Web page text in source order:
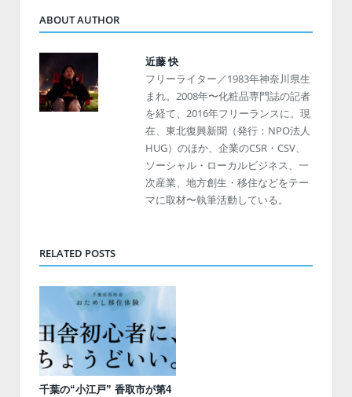
ABOUT AUTHOR
近藤 快
フリーライター／1983年神奈川県生
まれ。2008年〜化粧品専門誌の記者
を経て、2016年フリーランスに。現
在、東北復興新聞（発行：NPO法人
HUG）のほか、企業のCSR・CSV、
ソーシャル・ローカルビジネス、一
次産業、地方創生・移住などをテー
マに取材〜執筆活動している。
RELATED POSTS
千葉の“小江戸” 香取市が第4